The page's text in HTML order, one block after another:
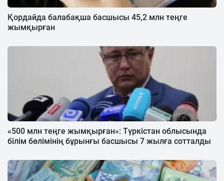
Қордайда балабақша басшысы 45,2 млн теңге
жымқырған
«500 млн теңге жымқырған»: Түркістан облысында
білім бөлімінің бұрынғы басшысы 7 жылға сотталды